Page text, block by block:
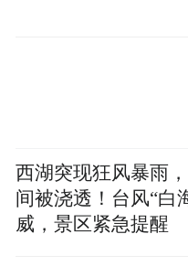
西湖突现狂风暴雨
间被浇透！台风“白
威，景区紧急提醒